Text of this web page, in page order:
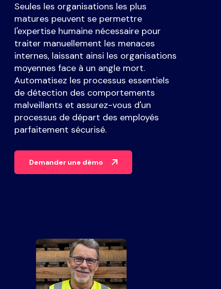
Ressources
À propos
Partenaires
Contact
Blog
Soutien
Seules les organisations les plus
matures peuvent se permettre
l'expertise humaine nécessaire pour
traiter manuellement les menaces
internes, laissant ainsi les organisations
moyennes face à un angle mort.
Automatisez les processus essentiels
de détection des comportements
malveillants et assurez-vous d'un
processus de départ des employés
parfaitement sécurisé.
Demander une démo